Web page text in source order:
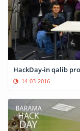
14-03-2016